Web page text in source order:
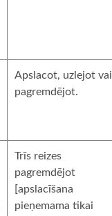
Apslacot, uzlejot vai
pagremdējot.
Trīs reizes
pagremdējot
[apslacīšana
pieņemama tikai